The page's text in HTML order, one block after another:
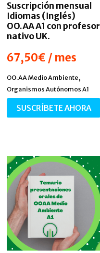
Suscripción mensual
Idiomas (Inglés)
OO.AA A1 con profesor
nativo UK.
67,50€ / mes
OO.AA Medio Ambiente,
Organismos Autónomos A1
SUSCRÍBETE AHORA